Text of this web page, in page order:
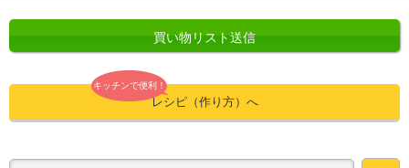
買い物リスト送信
キッチンで便利！
レシピ（作り方）へ